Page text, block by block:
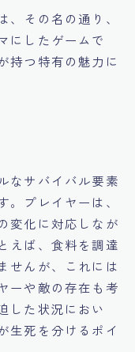
、その名の通り、
にしたゲームで
持つ特有の魅力に
なサバイバル要素
プレイヤーは、
変化に対応しなが
えば、食料を調達
せんが、これには
ーや敵の存在も考
した状況におい
生死を分けるポイ